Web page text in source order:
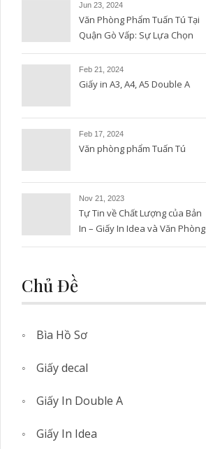
Jun 23, 2024
Văn Phòng Phẩm Tuấn Tú Tại
Quận Gò Vấp: Sự Lựa Chọn
Hoàn Hảo
Feb 21, 2024
Giấy in A3, A4, A5 Double A
Feb 17, 2024
Văn phòng phẩm Tuấn Tú
Nov 21, 2023
Tự Tin về Chất Lượng của Bản
In – Giấy In Idea và Văn Phòng
Phẩm Tuấn Tú
Chủ Đề
Bìa Hồ Sơ
Giấy decal
Giấy In Double A
Giấy In Idea